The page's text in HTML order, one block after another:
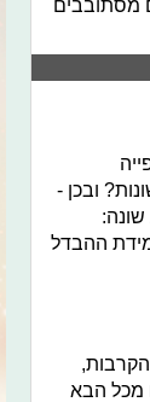
מסתובבים
ובכן -
ההבדל
מכל הבא